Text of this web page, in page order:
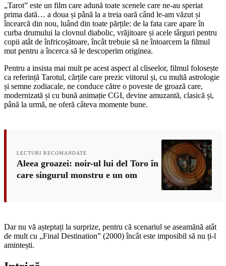
„Tarot” este un film care adună toate scenele care ne-au speriat
prima dată… a doua și până la a treia oară când le-am văzut și
încearcă din nou, luând din toate părțile: de la fata care apare în
curba drumului la clovnul diabolic, vrăjitoare și acele târguri pentru
copii atât de înfricoșătoare, încât trebuie să ne întoarcem la filmul
mut pentru a încerca să le descoperim originea.
Pentru a insista mai mult pe acest aspect al cliseelor, filmul folosește
ca referință Tarotul, cărțile care prezic viitorul și, cu multă astrologie
și semne zodiacale, ne conduce către o poveste de groază care,
modernizată și cu bună animație CGI, devine amuzantă, clasică și,
până la urmă, ne oferă câteva momente bune.
LECTURI RECOMANDATE
Aleea groazei: noir-ul lui del Toro în
care singurul monstru e un om
Dar nu vă așteptați la surprize, pentru că scenariul se aseamănă atât
de mult cu „Final Destination” (2000) încât este imposibil să nu ți-l
amintești.